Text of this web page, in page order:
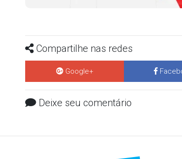
Compartilhe nas redes
Google+
Deixe seu comentário